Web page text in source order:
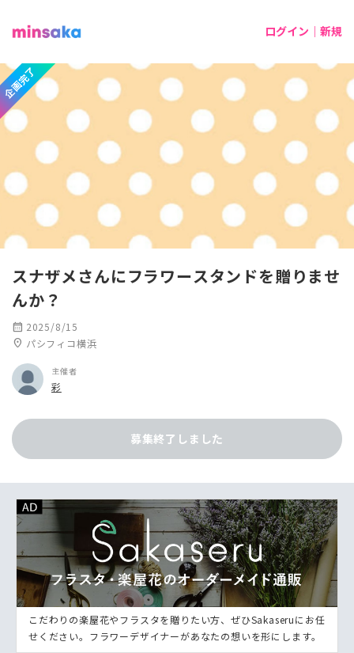
ログイン｜新規
企画完了
スナザメさんにフラワースタンドを贈りませ
んか？
calendar_month 2025/8/15
location_on パシフィコ横浜
主催者
彩
募集終了しました
こだわりの楽屋花やフラスタを贈りたい方、ぜひSakaseruにお任
せください。フラワーデザイナーがあなたの想いを形にします。